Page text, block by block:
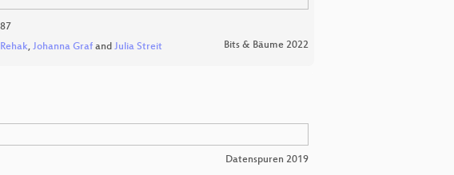
, Johanna Graf and Julia Streit Bits & Bäume 2022
Datenspuren 2019